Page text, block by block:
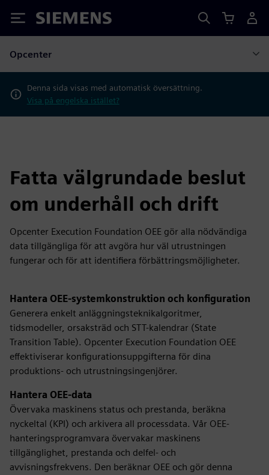
Siemens
Opcenter
Denna sida visas med automatisk översättning.
Visa på engelska istället?
Fatta välgrundade beslut
om underhåll och drift
Opcenter Execution Foundation OEE gör alla nödvändiga
data tillgängliga för att avgöra hur väl utrustningen
fungerar och för att identifiera förbättringsmöjligheter.
Hantera OEE-systemkonstruktion och konfiguration
Generera enkelt anläggningsteknikalgoritmer,
tidsmodeller, orsaksträd och STT-kalendrar (State
Transition Table). Opcenter Execution Foundation OEE
effektiviserar konfigurationsuppgifterna för dina
produktions- och utrustningsingenjörer.
Hantera OEE-data
Övervaka maskinens status och prestanda, beräkna
nyckeltal (KPI) och arkivera all processdata. Vår OEE-
hanteringsprogramvara övervakar maskinens
tillgänglighet, prestanda och delfel- och
avvisningsfrekvens. Den beräknar OEE och gör denna